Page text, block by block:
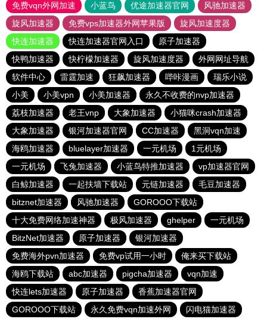
免费vqn外网加速
小蓝鸟 优途加速器官网
风驰加速器
旋风加速器
免费vps加速器外网苹果版
旋风加速度器
快连加速器
快连加速器官网入口
原子加速器
快鸭加速器
快柠檬加速器 旋风加速度器
外网网址导航
软件中心
雷霆加速 狂飙加速器 哔咔漫画
瑞乐小说
小美
小美vpn 小美加速器
永久不收费的nvp加速器
荔枝加速器
老王vnp 大象加速器
小猫咪crash加速器
大象加速器
银河加速器官网 CC加速器
黑洞vqn加速
海鸥加速器
bluelayer加速器 一元机场
1元机场
一元机场
飞兔加速器 小蓝鸟特推加速器
vp加速器官网
白鲸加速器
一起扶墙下载站 元链加速器
毛豆加速器
bitznet加速器
风驰加速器
GOROOO下载站
十大免费网络加速神器
极风加速器 ghelper
一元机场
BitzNet加速器
原子加速器
银河加速器
免费海外pvn加速器
免费vp试用一小时
俺来买下载站
海鸥下载站
abc加速器 pigcha加速器
vqn加速
快连lets加速器
原子加速器
香蕉加速器官网
GOROOO下载站
永久免费vqn加速外网 闪电猫加速器